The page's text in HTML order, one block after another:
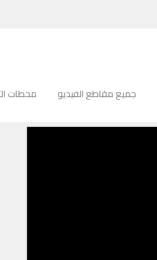
جميع مقاطع الفيديو محطات